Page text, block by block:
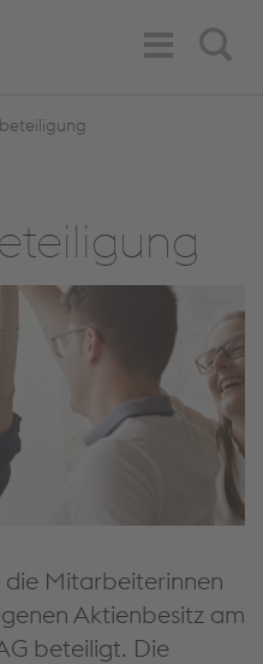
Search
Toggle
Navigation
die Mitarbeiterinnen
Aktienbesitz am
beteiligt. Die